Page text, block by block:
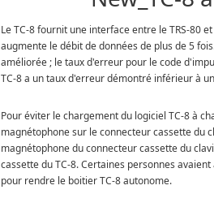
Le TC-8 fournit une interface entre le TRS-80
augmente le débit de données de plus de 5
améliorée ; le taux d'erreur pour le code
TC-8 a un taux d'erreur démontré inférieur à
Pour éviter le chargement du logiciel TC-8 à
magnétophone sur le connecteur cassette du
magnétophone du connecteur cassette du
cassette du TC-8. Certaines personnes
pour rendre le boitier TC-8 autonome.